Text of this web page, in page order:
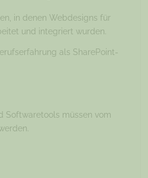
in denen Webdesigns für
und integriert wurden.
als SharePoint-
Softwaretools müssen vom